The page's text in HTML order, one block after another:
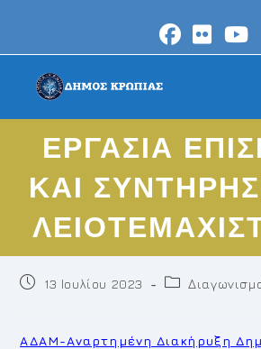
content
ΕΡΓΑΣΙΑ
ΚΑΙ
Post13 Ιουλίου 2023
Post
ΑΔΑΜ-Αναρτημένη Διακήρυξη